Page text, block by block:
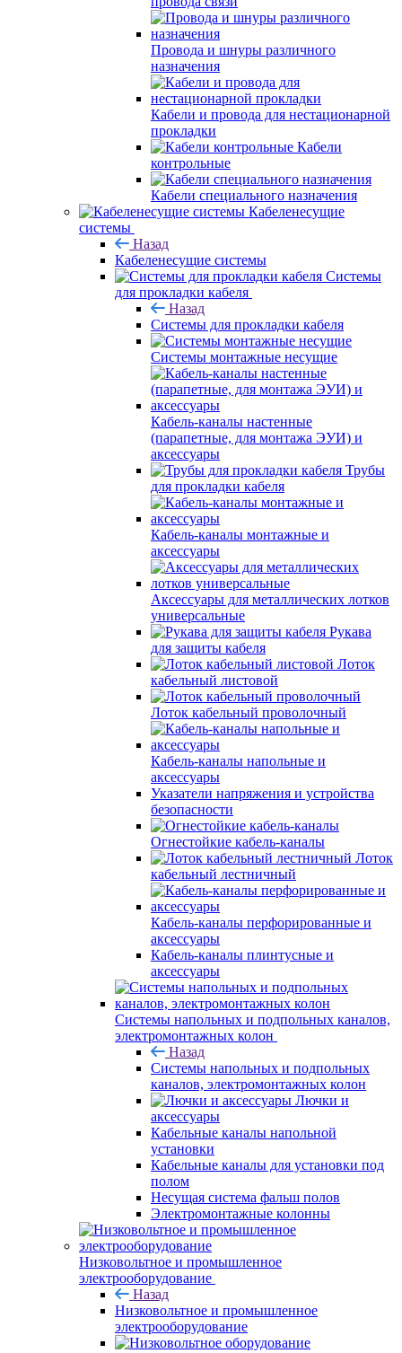
Провода и шнуры различного
назначения
Кабели и провода для нестационарной
прокладки
Кабели
контрольные
Кабели специального назначения
Кабеленесущие
системы
Назад
Кабеленесущие системы
Системы
для прокладки кабеля
Назад
Системы для прокладки кабеля
Системы монтажные несущие
Кабель-каналы настенные
(парапетные, для монтажа ЭУИ) и
аксессуары
Трубы
для прокладки кабеля
Кабель-каналы монтажные и
аксессуары
Аксессуары для металлических лотков
универсальные
Рукава
для защиты кабеля
Лоток
кабельный листовой
Лоток кабельный проволочный
Кабель-каналы напольные и
аксессуары
Указатели напряжения и устройства
безопасности
Огнестойкие кабель-каналы
Лоток
кабельный лестничный
Кабель-каналы перфорированные и
аксессуары
Кабель-каналы плинтусные и
аксессуары
Системы напольных и подпольных каналов,
электромонтажных колон
Назад
Системы напольных и подпольных
каналов, электромонтажных колон
Лючки и
аксессуары
Кабельные каналы напольной
установки
Кабельные каналы для установки под
полом
Несущая система фальш полов
Электромонтажные колонны
Низковольтное и промышленное
электрооборудование
Назад
Низковольтное и промышленное
электрооборудование